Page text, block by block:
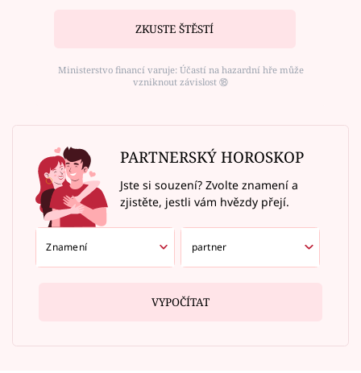
ZKUSTE ŠTĚSTÍ
Ministerstvo financí varuje: Účastí na hazardní hře může
vzniknout závislost ⑱
PARTNERSKÝ HOROSKOP
Jste si souzení? Zvolte znamení a
zjistěte, jestli vám hvězdy přejí.
VYPOČÍTAT